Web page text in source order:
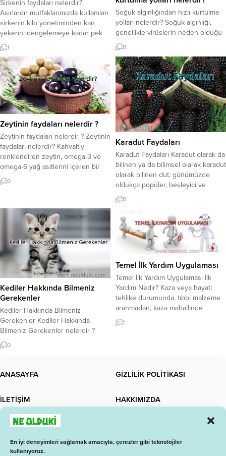
En iyi deneyimleri sağlamak amacıyla, çerezler gibi teknolojiler
kullanıyoruz.
Sirkenin faydaları nelerdir?
Asırlardır mutfaklarımızda kullanılan
sirkenin kilo yönetiminden kan
şekerini dengelemeye kadar pek
çok faydalı etkisi bulunmaktadır.
Sirkenin faydaları nelerdir?
Dünyanın pek çok ülkesinde
olduğu gibi sirke de yemek
kültürümüzün temel
gereksinimlerinden biridir. Sirkenin
kullanım amacı tıpkı turşu
yapımında olduğu gibi besinleri
korumak ve raf ömrünü uzatmak
içindir. Yemeklere...
1
Soğuk algınlığından hızlı kurtulma
yolları nelerdir? Soğuk algınlığı,
genellikle virüslerin neden olduğu
yaygın bir üst solunum yolu
enfeksiyonudur. Soğuk algınlığı
semptomları arasında burun
tıkanıklığı, hapşırma, boğaz ağrısı,
öksürük ve halsizlik yer alır. Soğuk
algınlığından kurtulma ve
semptomları hafifletme yolları
şunlar olabilir: 1. Dinlenme:
Vücudunuz hastalıkla savaşmak
için dinlenmeye ihtiyaç duyar....
0
Zeytinin faydaları nelerdir ?
Zeytinin faydaları nelerdir ? Zeytinin
faydaları nelerdir? Kahvaltıyı
renklendiren zeytin, omega-3 ve
omega-6 yağ asitlerini içeren bir
“sağlıklı besin”dir. Ancak tuz
içeriğine dikkat edin! İşte zeytinin
nelerdir? Zeytin ve peynirden
oluşan bir kahvaltı güne başlamak
için mükemmel bir yoldur. Sağlıklı
ve dengeli bir kahvaltı
metabolizmanızı hızlandırır,
sindirim...
0
Karadut Faydaları
Karadut Faydaları Karadut olarak da
bilinen ya da bilimsel olarak karadut
olarak bilinen dut, günümüzde
oldukça popüler, besleyici ve
faydalı bir meyvedir. Tatlıdan çok
ekşi olan karadut çiğ olarak
tüketilmelidir. Meyve olarak tüketimi
hariçtir. Reçel, pekmez, pekmez ve
çay yapabilirsiniz. Üstelik
kuruyemiş çoğu kişi tarafından
tercih edilmektedir. Karadut nerede
ve...
0
Kediler Hakkında Bilmeniz
Gerekenler
Kediler Hakkında Bilmeniz
Gerekenler Kediler Hakkında
Bilmeniz Gerekenler nelerdir ?
Kediler nasıl hayvanlardır ? Kediler
güçlü ve iyi yapılı
doğuştan bir sevgileri
de oldukça agresif olabilir. Kediniz
çıldırmış gibi davranıyorsa,
veterineri ziyaret etmek
beyni vardır ve son derece
koordinelidirler. Beyinlerinin...
0
Temel İlk Yardım Uygulaması
Temel İlk Yardım Uygulaması İlk
Yardım Nedir? Kaza veya hayati
tehlike durumunda, tıbbi malzeme
aranmadan, kaza mahallinde
bulunan araç ve gereçler
kullanılarak gerçekleştirilen, hayat
tarafından sağlanır. İlk müdahale
edenler kimler? Sağlık ekibi gelip
1
ANASAYFA GİZLİLİK POLİTİKASI
İLETİŞİM HAKKIMIZDA
GÜNCEL BİLGİ